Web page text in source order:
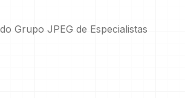
Grupo JPEG de Especialistas